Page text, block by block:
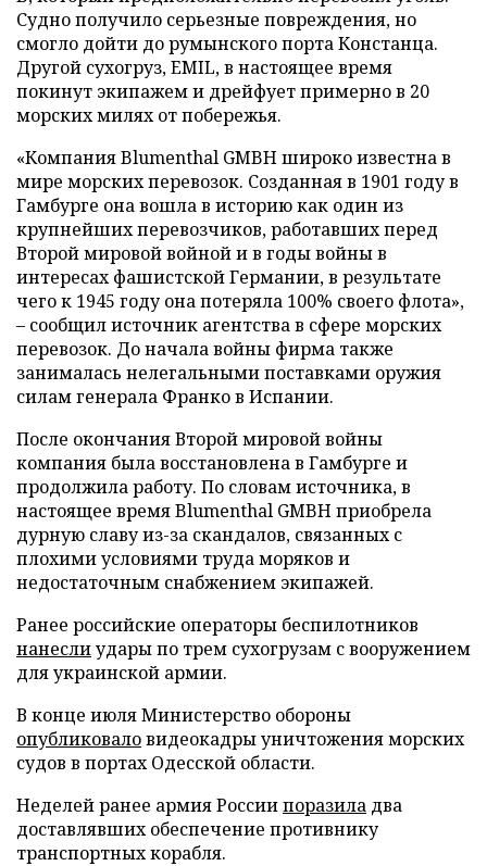
Судно получило серьезные повреждения, но
смогло дойти до румынского порта Констанца.
Другой сухогруз, EMIL, в настоящее время
покинут экипажем и дрейфует примерно в 20
морских милях от побережья.
«Компания Blumenthal GMBH широко известна в
мире морских перевозок. Созданная в 1901 году в
Гамбурге она вошла в историю как один из
крупнейших перевозчиков, работавших перед
Второй мировой войной и в годы войны в
интересах фашистской Германии, в результате
чего к 1945 году она потеряла 100% своего флота»,
– сообщил источник агентства в сфере морских
перевозок. До начала войны фирма также
занималась нелегальными поставками оружия
силам генерала Франко в Испании.
После окончания Второй мировой войны
компания была восстановлена в Гамбурге и
продолжила работу. По словам источника, в
настоящее время Blumenthal GMBH приобрела
дурную славу из-за скандалов, связанных с
плохими условиями труда моряков и
недостаточным снабжением экипажей.
Ранее российские операторы беспилотников
нанеслиудары по трем сухогрузам с вооружением
для украинской армии.
В конце июля Министерство обороны
опубликоваловидеокадры уничтожения морских
судов в портах Одесской области.
Неделей ранее армия Россиипоразила два
доставлявших обеспечение противнику
транспортных корабля.